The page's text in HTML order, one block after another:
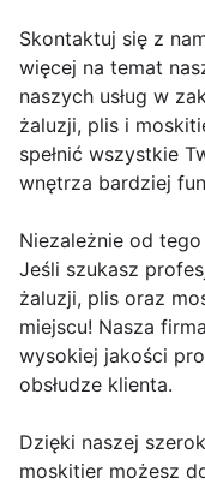
Skontaktuj się z
więcej na temat
naszych usług w
żaluzji, plis i
spełnić wszystkie
wnętrza bardziej
Niezależnie od
Jeśli szukasz
żaluzji, plis oraz
miejscu! Nasza
wysokiej jakości
obsłudze klienta.
Dzięki naszej
moskitier możesz